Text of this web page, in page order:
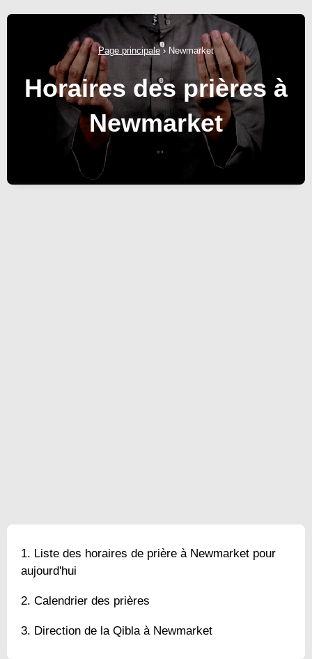
Page principale› Newmarket
Horaires des prières à
Newmarket
Liste des horaires de prière à Newmarket pour
aujourd'hui
Calendrier des prières
Direction de la Qibla à Newmarket